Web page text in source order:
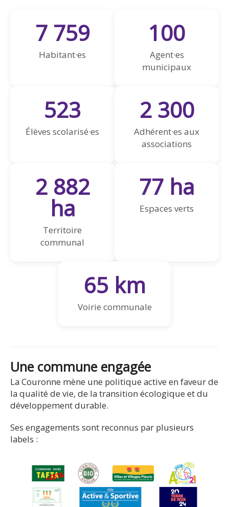
7 759
Habitant·es
100
Agent·es
municipaux
523
Élèves scolarisé·es
2 300
Adhérent·es aux
associations
2 882
ha
Territoire
communal
77 ha
Espaces verts
65 km
Voirie communale
Une commune engagée
La Couronne mène une politique active en faveur de
la qualité de vie, de la transition écologique et du
développement durable.
Ses engagements sont reconnus par plusieurs
labels :